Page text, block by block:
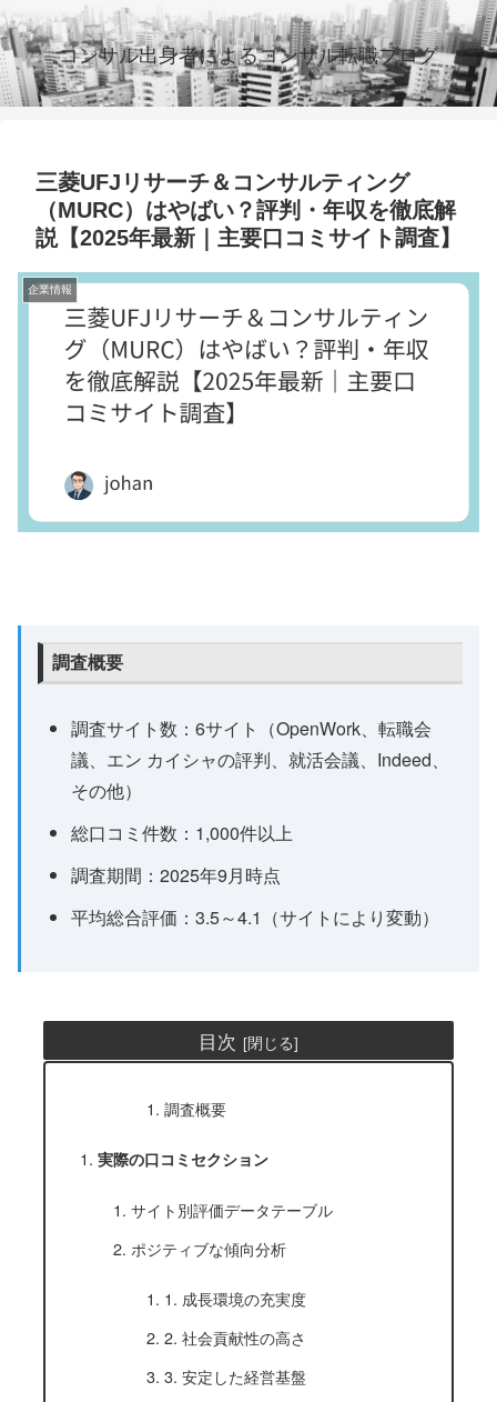
コンサル出身者によるコンサル転職ブログ
三菱UFJリサーチ＆コンサルティング
（MURC）はやばい？評判・年収を徹底解
説【2025年最新｜主要口コミサイト調査】
企業情報
調査概要
調査サイト数：6サイト（OpenWork、転職会
議、エン カイシャの評判、就活会議、Indeed、
その他）
総口コミ件数：1,000件以上
調査期間：2025年9月時点
平均総合評価：3.5～4.1（サイトにより変動）
目次
調査概要
実際の口コミセクション
サイト別評価データテーブル
ポジティブな傾向分析
1. 成長環境の充実度
2. 社会貢献性の高さ
3. 安定した経営基盤